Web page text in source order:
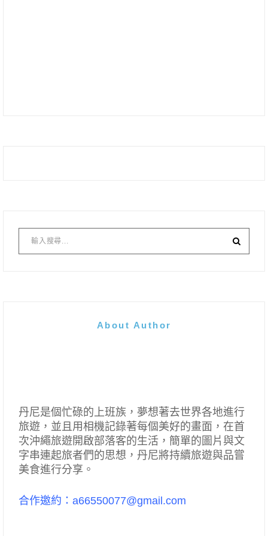
About Author
丹尼是個忙碌的上班族，夢想著去世界各地進行
旅遊，並且用相機記錄著每個美好的畫面，在首
次沖繩旅遊開啟部落客的生活，簡單的圖片與文
字串連起旅者們的思想，丹尼將持續旅遊與品嘗
美食進行分享。
合作邀約：a66550077@gmail.com